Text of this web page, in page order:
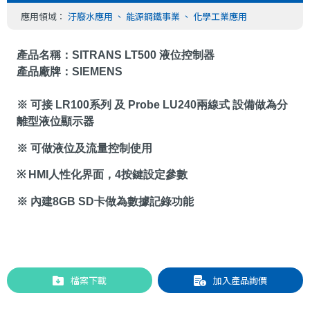
應用領域： 汙廢水應用 、 能源鋼鐵事業 、 化學工業應用
產品名稱：SITRANS LT500 液位控制器
產品廠牌：SIEMENS
※ 可接 LR100系列 及 Probe LU240兩線式 設備做為分
離型液位顯示器
※ 可做液位及流量控制使用
※ HMI 人性化界面，4按鍵設定參數
※ 內建8GB SD卡做為數據記錄功能
檔案下載 加入產品詢價